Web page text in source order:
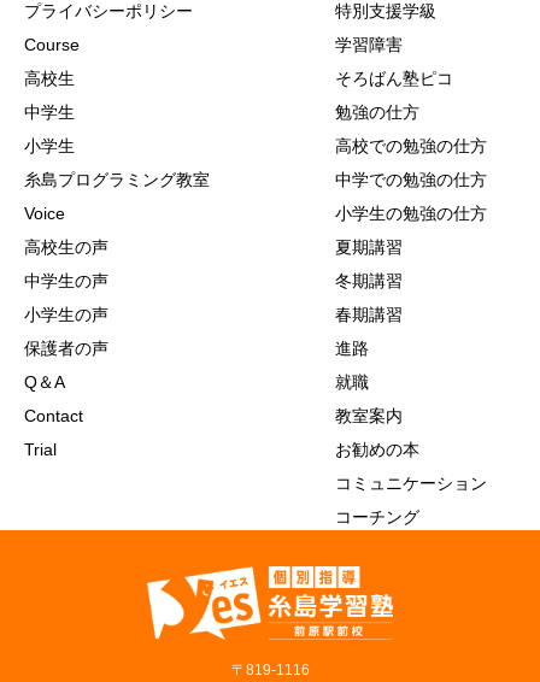
プライバシーポリシー
Course
高校生
中学生
小学生
糸島プログラミング教室
Voice
高校生の声
中学生の声
小学生の声
保護者の声
Q＆A
Contact
Trial
特別支援学級
学習障害
そろばん塾ピコ
勉強の仕方
高校での勉強の仕方
中学での勉強の仕方
小学生の勉強の仕方
夏期講習
冬期講習
春期講習
進路
就職
教室案内
お勧めの本
コミュニケーション
コーチング
〒819‐1116